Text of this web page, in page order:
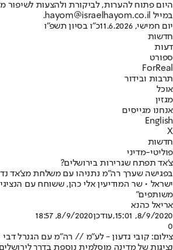
היום פתוח להערות, לביקורת ולהצעות לשיפור
במייל hayom@israelhayom.co.il.
יום חמישי, 11.6.2026
כ"ו בסיון תשפ"ו
חדשות
דעות
ספורט
ForReal
תרבות ובידור
אוכל
מגזין
אנחנו מגייסים
English
X
חדשות
פוליטי-מדיני
צ'אד תפתח שגרירות בירושלים?
בפגישה שערך רה"מ נתניהו עם משלחת מצ'אד
ישראל • שר המודיעין אלי כהן, ששוחח עם
משותפים"
אריאל כהנא
8/9/2020, 15:01
,עודכן8/9/2020, 18:57
0
צילום: קובי גדעון - לע"מ // רה"מ עם הגנרל דבי
נציגות של מדינה מוסלמית נוספת בדרך